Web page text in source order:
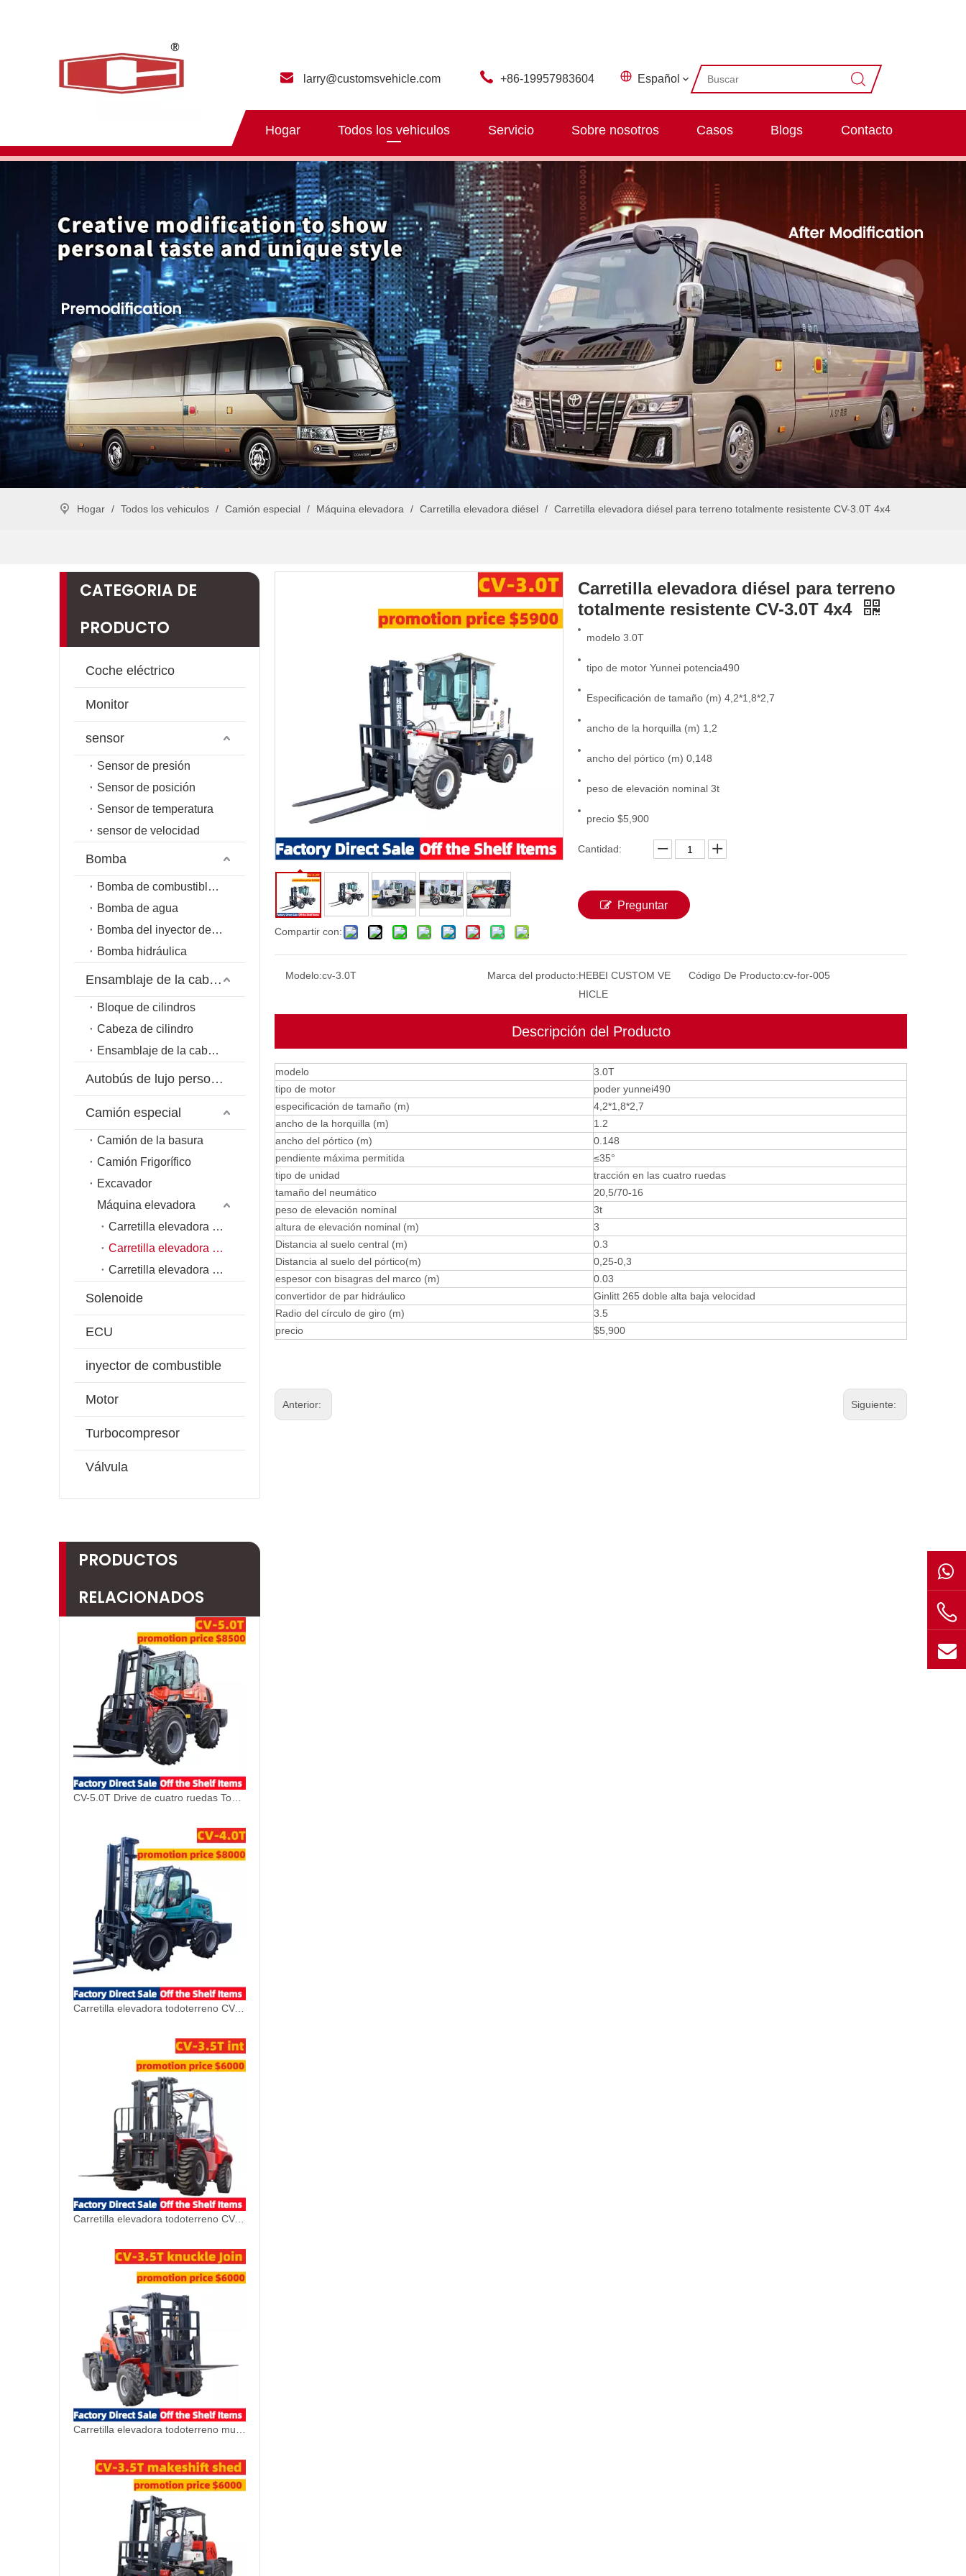
larry@customsvehicle.com +86-19957983604 Español
Hogar Todos los vehiculos Servicio Sobre nosotros Casos Blogs Contacto
Hogar / Todos los vehiculos / Camión especial / Máquina elevadora / Carretilla elevadora diésel / Carretilla elevadora diésel para terreno totalmente resistente CV-3.0T 4x4
CATEGORIA DE
PRODUCTO
Coche eléctrico
Monitor
sensor
Sensor de presión
Sensor de posición
Sensor de temperatura
sensor de velocidad
Bomba
Bomba de combustible de riel común
Bomba de agua
Bomba del inyector de combustible
Bomba hidráulica
Ensamblaje de la cabeza del cilindro
Bloque de cilindros
Cabeza de cilindro
Ensamblaje de la cabeza del cilindro
Autobús de lujo personalizado
Camión especial
Camión de la basura
Camión Frigorífico
Excavador
Máquina elevadora
Carretilla elevadora de aire
Carretilla elevadora diésel
Carretilla elevadora eléctrica
Solenoide
ECU
inyector de combustible
Motor
Turbocompresor
Válvula
PRODUCTOS
RELACIONADOS
Carretilla elevadora todoterreno CV-4.0T Forest con cabina cerrada
Carretilla elevadora todoterreno CV-3.5T Int para terreno accidentado con cabina
Compartir con:
Carretilla elevadora diésel para terreno
totalmente resistente CV-3.0T 4x4
modelo 3.0T
tipo de motor Yunnei potencia490
Especificación de tamaño (m) 4,2*1,8*2,7
ancho de la horquilla (m) 1,2
ancho del pórtico (m) 0,148
peso de elevación nominal 3t
precio $5,900
Cantidad:
Preguntar
Modelo:cv-3.0T Marca del producto:HEBEI CUSTOM VE
HICLE
Código De Producto:cv-for-005
Descripción del Producto
modelo
3.0T
tipo de motor
poder yunnei490
especificación de tamaño (m)
4,2*1,8*2,7
ancho de la horquilla (m)
1.2
ancho del pórtico (m)
0.148
pendiente máxima permitida
≤35°
tipo de unidad
tracción en las cuatro ruedas
tamaño del neumático
20,5/70-16
peso de elevación nominal
3t
altura de elevación nominal (m)
3
Distancia al suelo central (m)
0.3
Distancia al suelo del pórtico(m)
0,25-0,3
espesor con bisagras del marco (m)
0.03
convertidor de par hidráulico
Ginlitt 265 doble alta baja velocidad
Radio del círculo de giro (m)
3.5
precio
$5,900
Anterior: Siguiente: